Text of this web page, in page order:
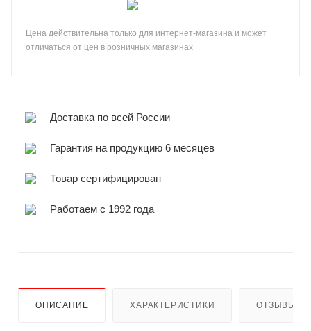
Цена действительна только для интернет-магазина и может
отличаться от цен в розничных магазинах
Доставка по всей России
Гарантия на продукцию 6 месяцев
Товар сертифицирован
Работаем с 1992 года
ОПИСАНИЕ ХАРАКТЕРИСТИКИ ОТЗЫВЫ